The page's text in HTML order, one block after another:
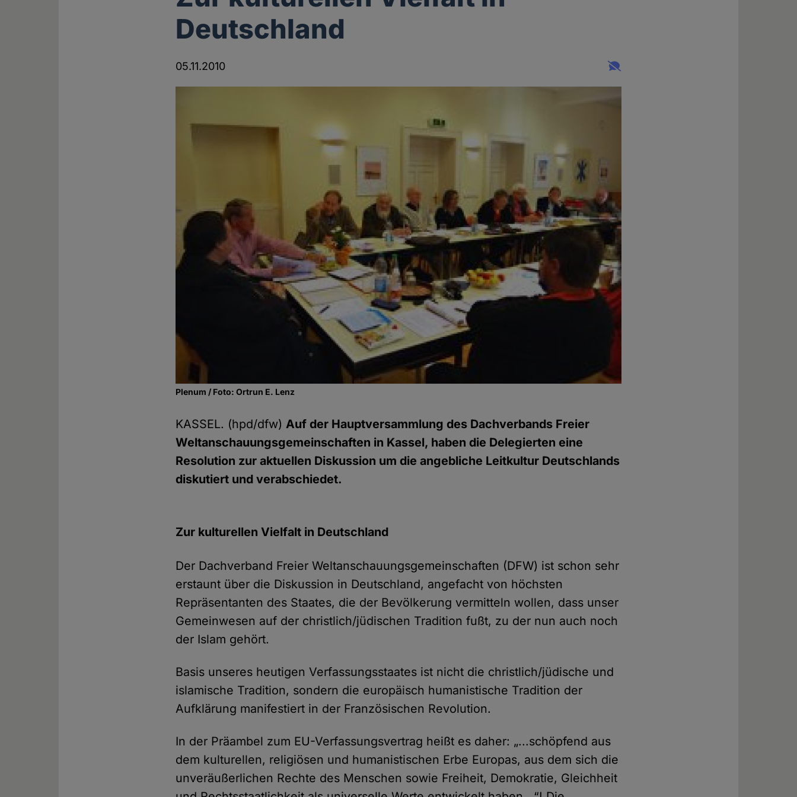
Deutschland
05.11.2010
Plenum / Foto: Ortrun E. Lenz
KASSEL. (hpd/dfw)Auf der Hauptversammlung des Dachverbands Freier
Weltanschauungsgemeinschaften in Kassel, haben die Delegierten eine
Resolution zur aktuellen Diskussion um die angebliche Leitkultur Deutschlands
diskutiert und verabschiedet.
Zur kulturellen Vielfalt in Deutschland
Der Dachverband Freier Weltanschauungsgemeinschaften (DFW) ist schon sehr
erstaunt über die Diskussion in Deutschland, angefacht von höchsten
Repräsentanten des Staates, die der Bevölkerung vermitteln wollen, dass unser
Gemeinwesen auf der christlich/jüdischen Tradition fußt, zu der nun auch noch
der Islam gehört.
Basis unseres heutigen Verfassungsstaates ist nicht die christlich/jüdische und
islamische Tradition, sondern die europäisch humanistische Tradition der
Aufklärung manifestiert in der Französischen Revolution.
In der Präambel zum EU-Verfassungsvertrag heißt es daher: „...schöpfend aus
dem kulturellen, religiösen und humanistischen Erbe Europas, aus dem sich die
unveräußerlichen Rechte des Menschen sowie Freiheit, Demokratie, Gleichheit